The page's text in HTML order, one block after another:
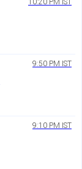
10:20 PM IST
9:50 PM IST
9:10 PM IST